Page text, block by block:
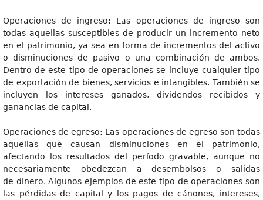
Operaciones de ingreso: Las operaciones de ingreso son
todas aquellas susceptibles de producir un incremento neto
en el patrimonio, ya sea en forma de incrementos del activo
o disminuciones de pasivo o una combinación de ambos.
Dentro de este tipo de operaciones se incluye cualquier tipo
de exportación de bienes, servicios e intangibles. También se
incluyen los intereses ganados, dividendos recibidos y
ganancias de capital.
Operaciones de egreso: Las operaciones de egreso son todas
aquellas que causan disminuciones en el patrimonio,
afectando los resultados del período gravable, aunque no
necesariamente obedezcan a desembolsos o salidas
de dinero. Algunos ejemplos de este tipo de operaciones son
las pérdidas de capital y los pagos de cánones, intereses,